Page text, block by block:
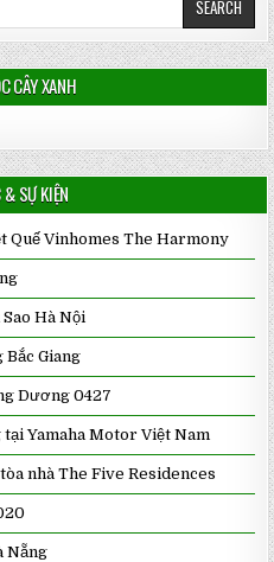
CÂY XANH
SỰ KIỆN
Quế Vinhomes The Harmony
Hà Nội
Giang
Dương 0427
Yamaha Motor Việt Nam
nhà The Five Residences
Nẵng